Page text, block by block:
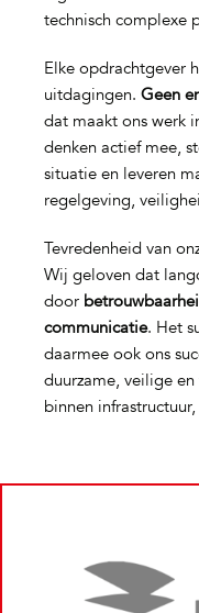
technisch complexe
Elke opdrachtgever
uitdagingen. Geen
dat maakt ons werk
denken actief mee,
situatie en leveren
regelgeving,
Tevredenheid van
Wij geloven dat
door
communicatie. Het
daarmee ook ons
duurzame, veilige
binnen